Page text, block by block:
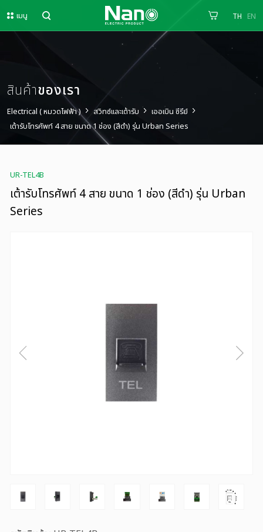
เมนู TH EN
สินค้าของเรา
Electrical ( หมวดไฟฟ้า ) สวิทซ์และเต้ารับ
เออเบิน ซีรีย์
เต้ารับโทรศัพท์ 4 สาย ขนาด 1 ช่อง (สีดำ) รุ่น Urban Series
UR-TEL4B
เต้ารับโทรศัพท์ 4 สาย ขนาด 1 ช่อง (สีดำ) รุ่น Urban
Series